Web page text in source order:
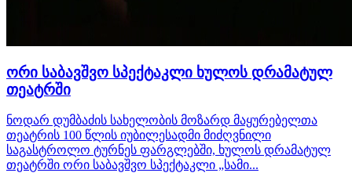
ორი საბავშვო სპექტაკლი ხულოს დრამატულ
თეატრში
ნოდარ დუმბაძის სახელობის მოზარდ მაყურებელთა
თეატრის 100 წლის იუბილესადმი მიძღვნილი
საგასტროლო ტურნეს ფარგლებში, ხულოს დრამატულ
თეატრში ორი საბავშვო სპექტაკლი „სამი...